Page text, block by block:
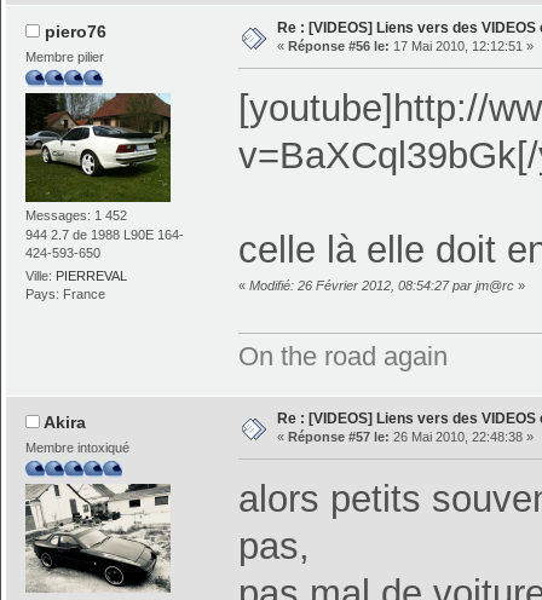
piero76
Membre pilier
Messages: 1 452
944 2.7 de 1988 L90E 164-
424-593-650
Ville: PIERREVAL
Pays: France
Re : [VIDEOS] Liens vers des
« Réponse #56 le: 17 Mai 2010, 12:12:51 »
[youtube]http://
celle là elle doit
« Modifié: 26 Février 2012, 08:54:27 par jm@rc»
On the road again
Akira
Membre intoxiqué
Re : [VIDEOS] Liens vers des
« Réponse #57 le: 26 Mai 2010, 22:48:38 »
alors petits
pas,